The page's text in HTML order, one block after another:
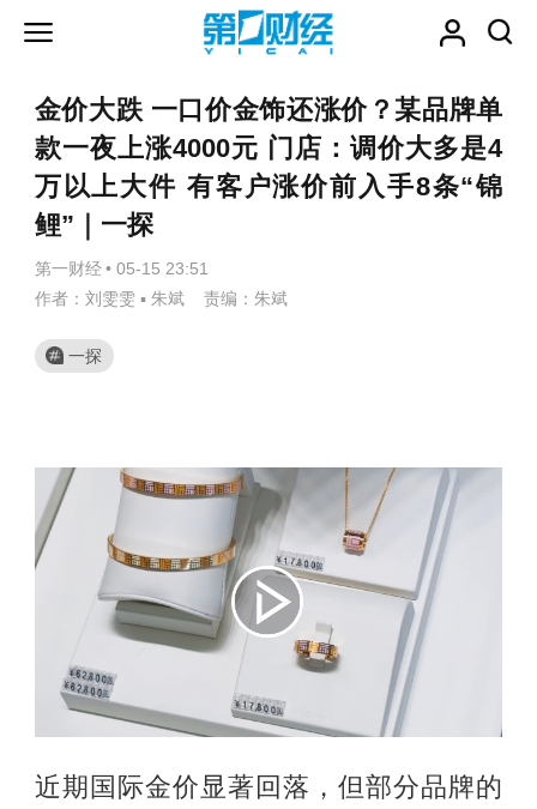
金价大跌 一口价金饰还涨价？某品牌单
款一夜上涨4000元 门店：调价大多是4
万以上大件 有客户涨价前入手8条“锦
鲤”｜一探
第一财经 • 05-15 23:51
作者：刘雯雯 ▪ 朱斌 责编：朱斌
一探
近期国际金价显著回落，但部分品牌的